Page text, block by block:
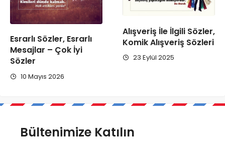
Esrarlı Sözler, Esrarlı
Mesajlar – Çok İyi
Sözler
10 Mayıs 2026
Alışveriş İle İlgili Sözler,
Komik Alışveriş Sözleri
23 Eylül 2025
Bültenimize Katılın